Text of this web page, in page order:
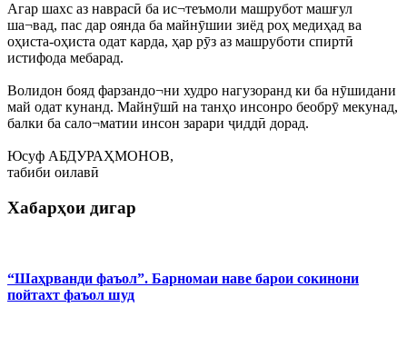
Агар шахс аз наврасӣ ба ис¬теъмоли машрубот машғул
ша¬вад, пас дар оянда ба майнӯшии зиёд роҳ медиҳад ва
оҳиста-оҳиста одат карда, ҳар рӯз аз машруботи спиртӣ
истифода мебарад.
Волидон бояд фарзандо¬ни худро нагузоранд ки ба нӯшидани
май одат кунанд. Майнӯшӣ на танҳо инсонро беобрӯ мекунад,
балки ба сало¬матии инсон зарари ҷиддӣ дорад.
Юсуф АБДУРАҲМОНОВ,
табиби оилавӣ
Хабарҳои дигар
“Шаҳрванди фаъол”. Барномаи наве барои сокинони
пойтахт фаъол шуд